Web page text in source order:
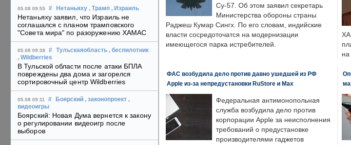
05.08 09:55 # Нетаньяху , Трамп , Израиль
Нетаньяху заявил, что Израиль не
соглашался с планом трамповского
"Совета мира" по разоружению ХАМАС
05.08 09:38 # Тульскаяобласть , беспилотник
, Wildberries
В Тульской области после атаки БПЛА
повреждены два дома и загорелся
сортировочный центр Wildberries
05.08 09:11 # Боярский , законопроект ,
видеоигры
Боярский: Новая Дума вернется к закону
о регулировании видеоигр после
выборов
Су-57. Об этом заявил секретарь
Министерства обороны страны
Раджеш Кумар Сингх. По его словам, индийские
власти сосредоточатся на модернизации
имеющегося парка истребителей.
ФАС возбудила дело против давно ушедшей из РФ
Apple из-за непредустановки RuStore и Max
Федеральная антимонопольная
служба возбудила дело против
корпорации Apple за неисполнения
требований о предустановке
производителями гаджетов